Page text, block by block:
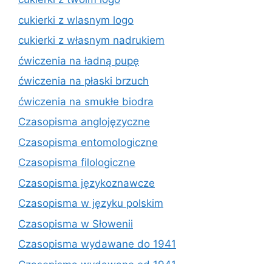
cukierki z wlasnym logo
cukierki z własnym nadrukiem
ćwiczenia na ładną pupę
ćwiczenia na płaski brzuch
ćwiczenia na smukłe biodra
Czasopisma anglojęzyczne
Czasopisma entomologiczne
Czasopisma filologiczne
Czasopisma językoznawcze
Czasopisma w języku polskim
Czasopisma w Słowenii
Czasopisma wydawane do 1941